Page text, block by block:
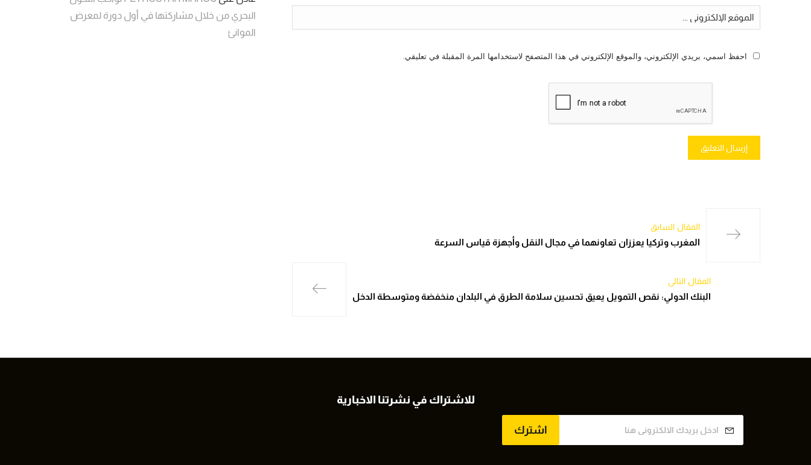
احفظ اسمي، بريدي الإلكتروني، والموقع الإلكتروني في هذا المتصفح لاستخدامها المرة المقبلة في تعليقي.
المقال السابق
المغرب وتركيا يعززان تعاونهما في مجال النقل وأجهزة قياس السرعة
المقال التالي
البنك الدولي: نقص التمويل يعيق تحسين سلامة الطرق في البلدان منخفضة ومتوسطة الدخل
البحري من خلال مشاركتها في أول دورة لمعرض
الموانئ
للاشتراك في نشرتنا الاخبارية
اشترك